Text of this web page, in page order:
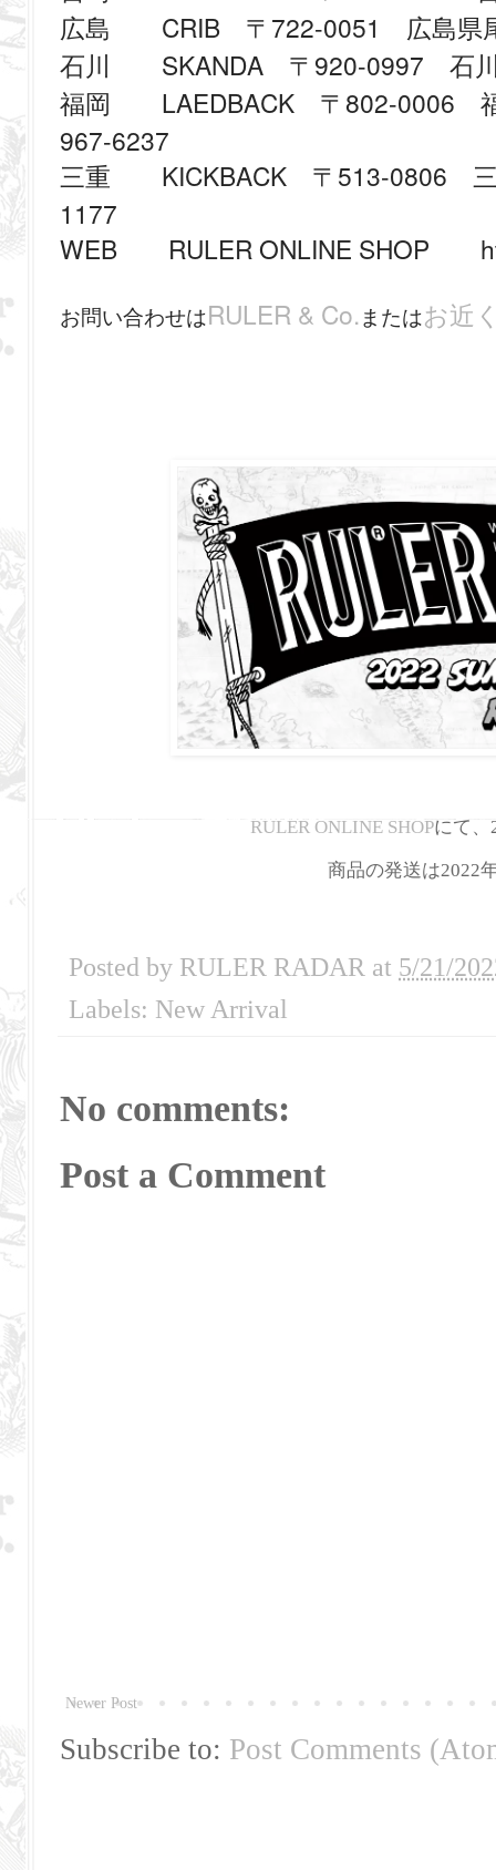
広島 CRIB 〒 722-0051
広島県
石川 SKANDA 〒 920-0997 石
福岡 LAEDBACK 〒 802-0006
967-6237
三重 KICKBACK 〒 513-0806 三
1177
WEB
RULER ONLINE SHOP
お問い合わせはRULER & Co.またはお近
RULER ONLINE SHOPにて、
商品の発送は2022
Posted by RULER RADAR at 5/21/
Labels: New Arrival
No comments:
Post a Comment
Newer Post
Subscribe to: Post Comments